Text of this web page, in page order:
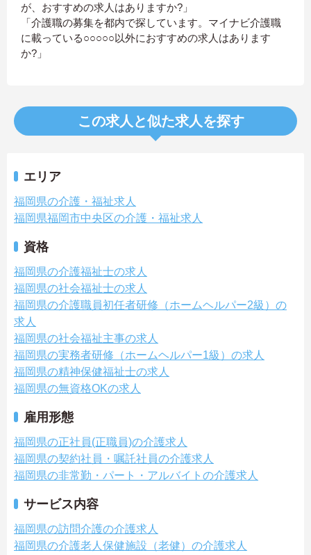
が、おすすめの求人はありますか?」
「介護職の募集を都内で探しています。マイナビ介護職
に載っている○○○○○以外におすすめの求人はあります
か?」
この求人と似た求人を探す
エリア
福岡県の介護・福祉求人
福岡県福岡市中央区の介護・福祉求人
資格
福岡県の介護福祉士の求人
福岡県の社会福祉士の求人
福岡県の介護職員初任者研修（ホームヘルパー2級）の
求人
福岡県の社会福祉主事の求人
福岡県の実務者研修（ホームヘルパー1級）の求人
福岡県の精神保健福祉士の求人
福岡県の無資格OKの求人
雇用形態
福岡県の正社員(正職員)の介護求人
福岡県の契約社員・嘱託社員の介護求人
福岡県の非常勤・パート・アルバイトの介護求人
サービス内容
福岡県の訪問介護の介護求人
福岡県の介護老人保健施設（老健）の介護求人